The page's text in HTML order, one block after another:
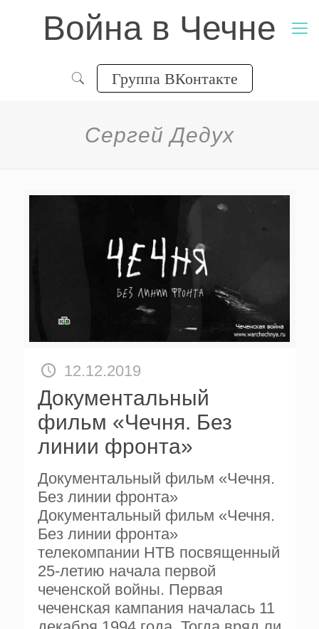
Война в Чечне
Группа ВКонтакте
Сергей Дедух
12.12.2019
Документальный
фильм «Чечня. Без
линии фронта»
Документальный фильм «Чечня.
Без линии фронта»
Документальный фильм «Чечня.
Без линии фронта»
телекомпании НТВ посвященный
25-летию начала первой
чеченской войны. Первая
чеченская кампания началась 11